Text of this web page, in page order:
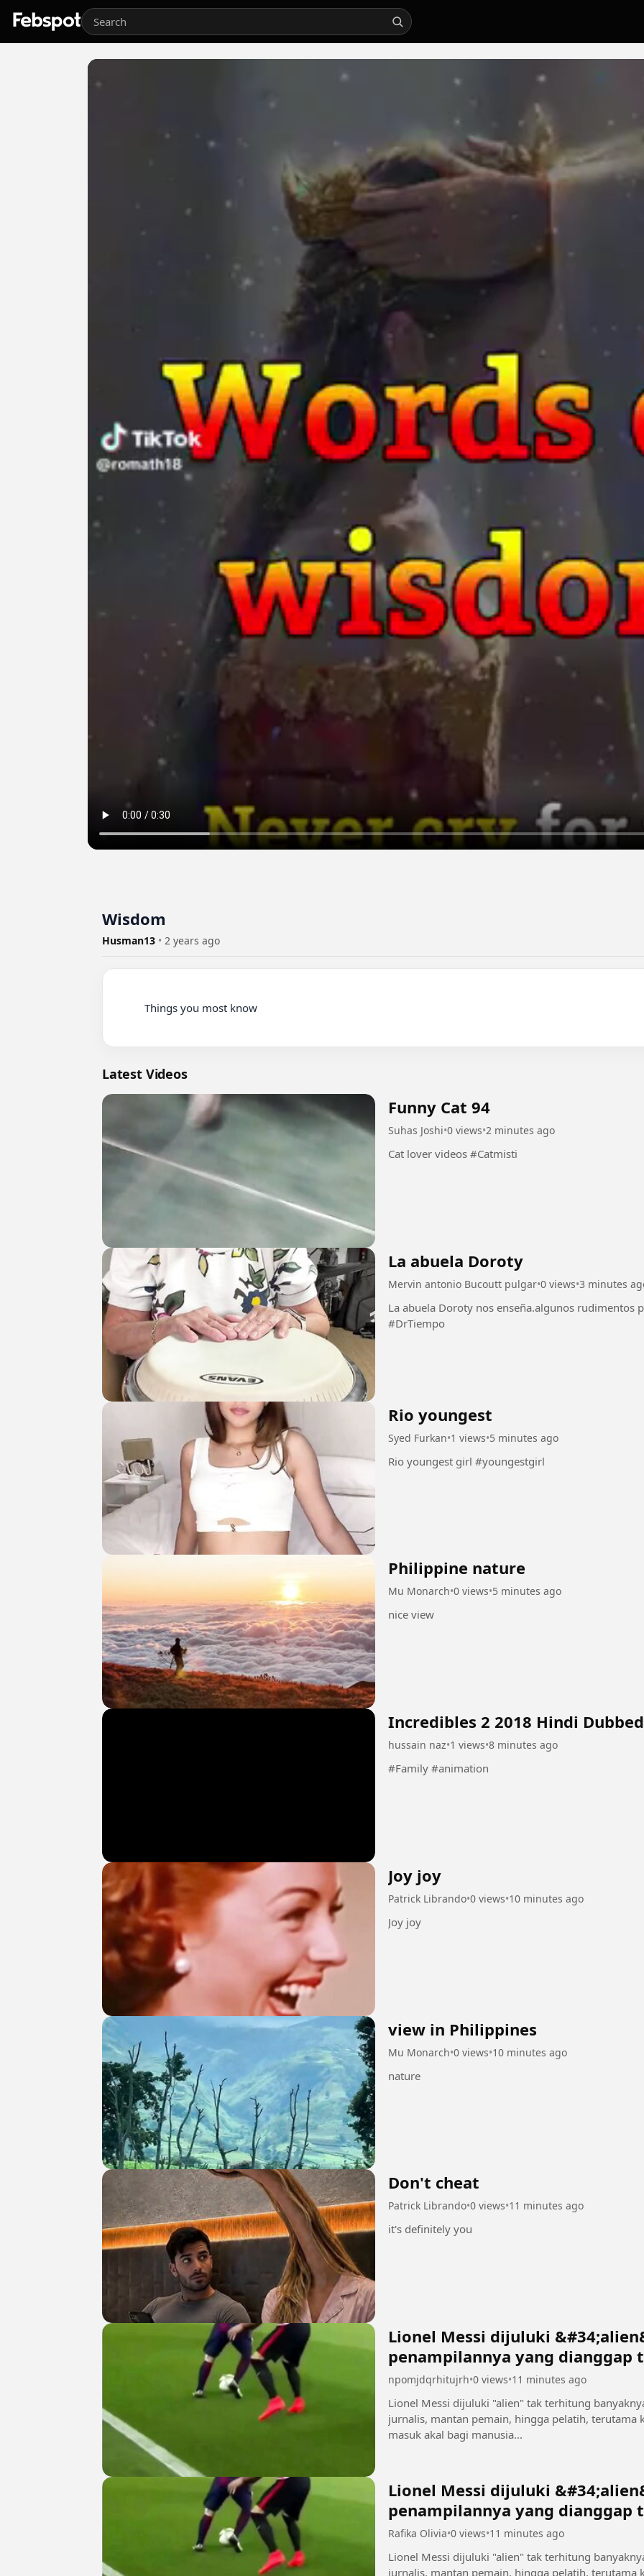
Wisdom
Husman13 • 2 years ago
Latest Videos
Funny Cat 94
Suhas Joshi•0 views•2 minutes ago
Cat lover videos #Catmisti
La abuela Doroty
Mervin antonio Bucoutt pulgar•0 views•3 minutes
La abuela Doroty nos enseña.algunos rudimentos para
#DrTiempo
Rio youngest
Syed Furkan•1 views•5 minutes ago
Rio youngest girl #youngestgirl
Philippine nature
Mu Monarch•0 views•5 minutes ago
nice view
Incredibles 2 2018 Hindi Dubbed
hussain naz•1 views•8 minutes ago
#Family #animation
Joy joy
Patrick Librando•0 views•10 minutes ago
Joy joy
view in Philippines
Mu Monarch•0 views•10 minutes ago
nature
Don't cheat
Patrick Librando•0 views•11 minutes ago
it's definitely you
Lionel Messi dijuluki
penampilannya yang dianggap
manusia biasa 2
npomjdqrhitujrh•0 views•11 minutes ago
Lionel Messi dijuluki "alien" tak terhitung
jurnalis, mantan pemain, hingga pelatih, terutama
masuk akal bagi manusia...
Lionel Messi dijuluki
penampilannya yang dianggap
manusia biasa
Rafika Olivia•0 views•11 minutes ago
Lionel Messi dijuluki "alien" tak terhitung
jurnalis, mantan pemain, hingga pelatih, terutama